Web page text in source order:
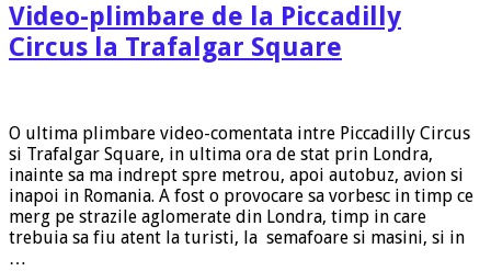
Video-plimbare de la Piccadilly
Circus la Trafalgar Square
O ultima plimbare video-comentata intre Piccadilly Circus
si Trafalgar Square, in ultima ora de stat prin Londra,
inainte sa ma indrept spre metrou, apoi autobuz, avion si
inapoi in Romania. A fost o provocare sa vorbesc in timp ce
merg pe strazile aglomerate din Londra, timp in care
trebuia sa fiu atent la turisti, la semafoare si masini, si in
…